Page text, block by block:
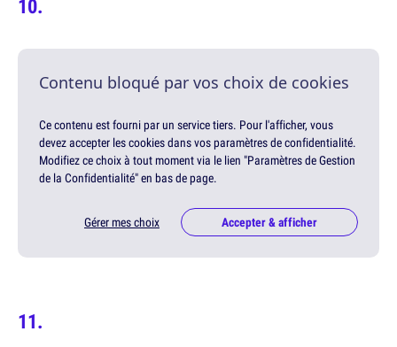
Contenu bloqué par vos choix de cookies
Ce contenu est fourni par un service tiers. Pour l'afficher, vous
devez accepter les cookies dans vos paramètres de confidentialité.
Modifiez ce choix à tout moment via le lien "Paramètres de Gestion
de la Confidentialité" en bas de page.
Gérer mes choix Accepter & afficher